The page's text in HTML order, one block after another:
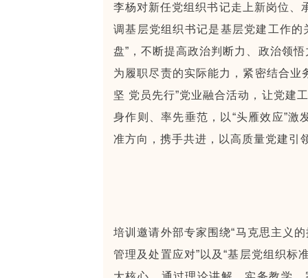
李杨对新任党组织书记走上新岗位、
调基层党组织书记是基层党建工作
盘”，不断提高政治判断力、政治领
为履职尽责的实际能力，紧密结合业
坚 党员先行”党业融合活动，让党建
身作则、率先垂范，以“头雁效应”激
准方向，携手共进，以高质量党建引
培训邀请外部专家围绕“马克思主义
管理及处置应对”以及“基层党组织标